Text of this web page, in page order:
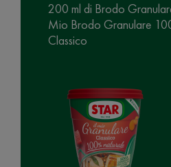
200 ml di Brodo
Mio Brodo Granulare
Classico